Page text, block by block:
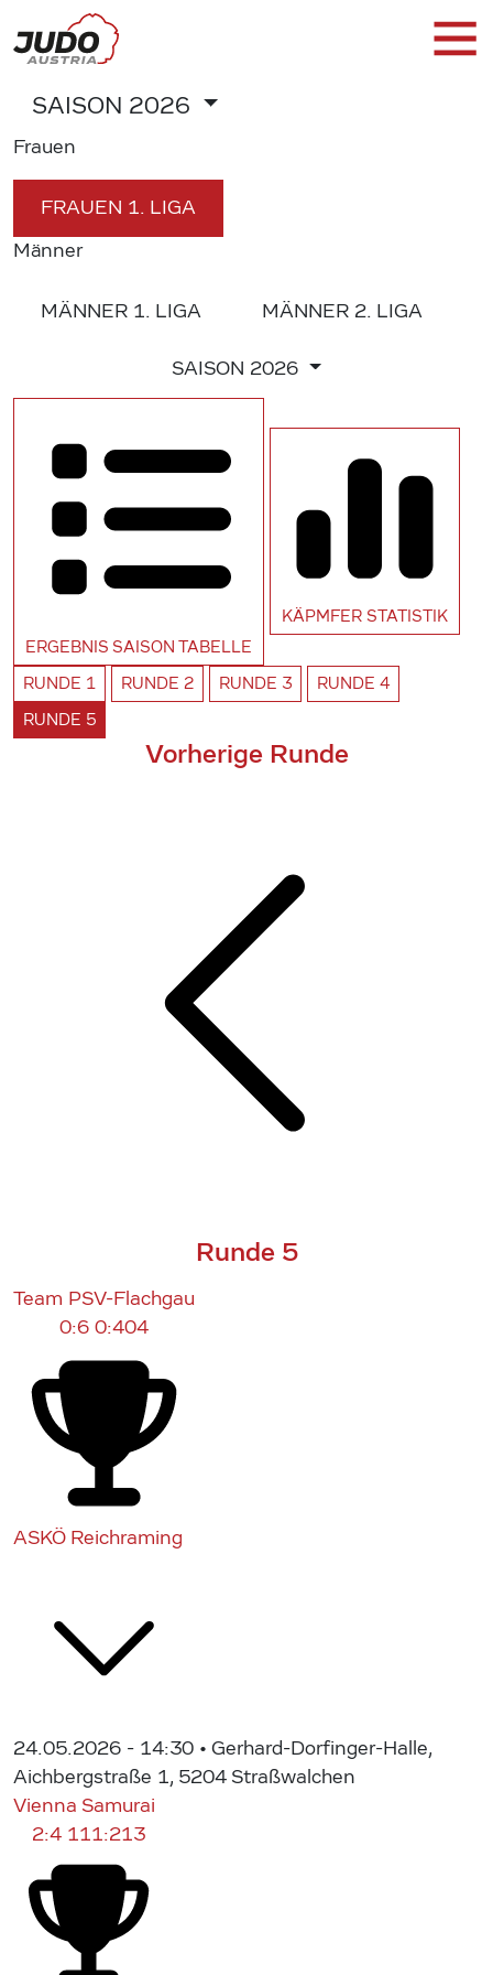
SAISON 2026
Frauen
FRAUEN 1. LIGA
Männer
MÄNNER 1. LIGA MÄNNER 2. LIGA
SAISON 2026
ERGEBNIS SAISON TABELLE
KÄPMFER STATISTIK
RUNDE 1 RUNDE 2 RUNDE 3 RUNDE 4
RUNDE 5
Vorherige Runde
Runde 5
Team PSV-Flachgau
0:6 0:404
ASKÖ Reichraming
24.05.2026 - 14:30 • Gerhard-Dorfinger-Halle,
Aichbergstraße 1, 5204 Straßwalchen
Vienna Samurai
2:4 111:213